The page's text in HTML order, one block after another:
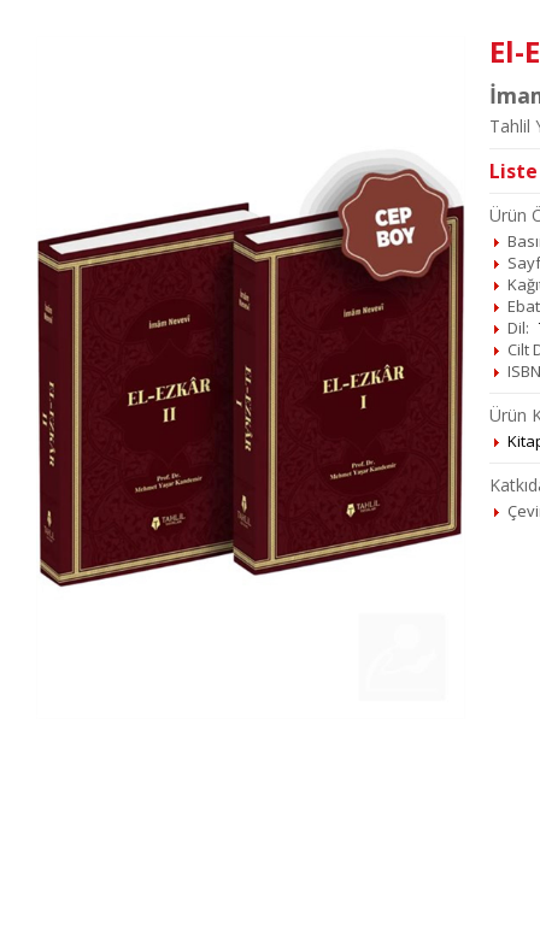
El-
Tahlil
Ürün
Dil:
Cilt
Ürün